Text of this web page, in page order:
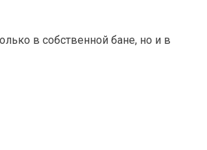
в собственной бане, но и в